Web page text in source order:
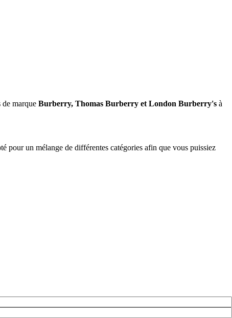
de marque Burberry, Thomas Burberry et London Burberry's à
pour un mélange de différentes catégories afin que vous puissiez